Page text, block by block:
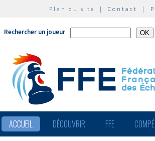
Plan du site | Contact |
Rechercher un joueur
ACCUEIL DÉCOUVRIR FFE